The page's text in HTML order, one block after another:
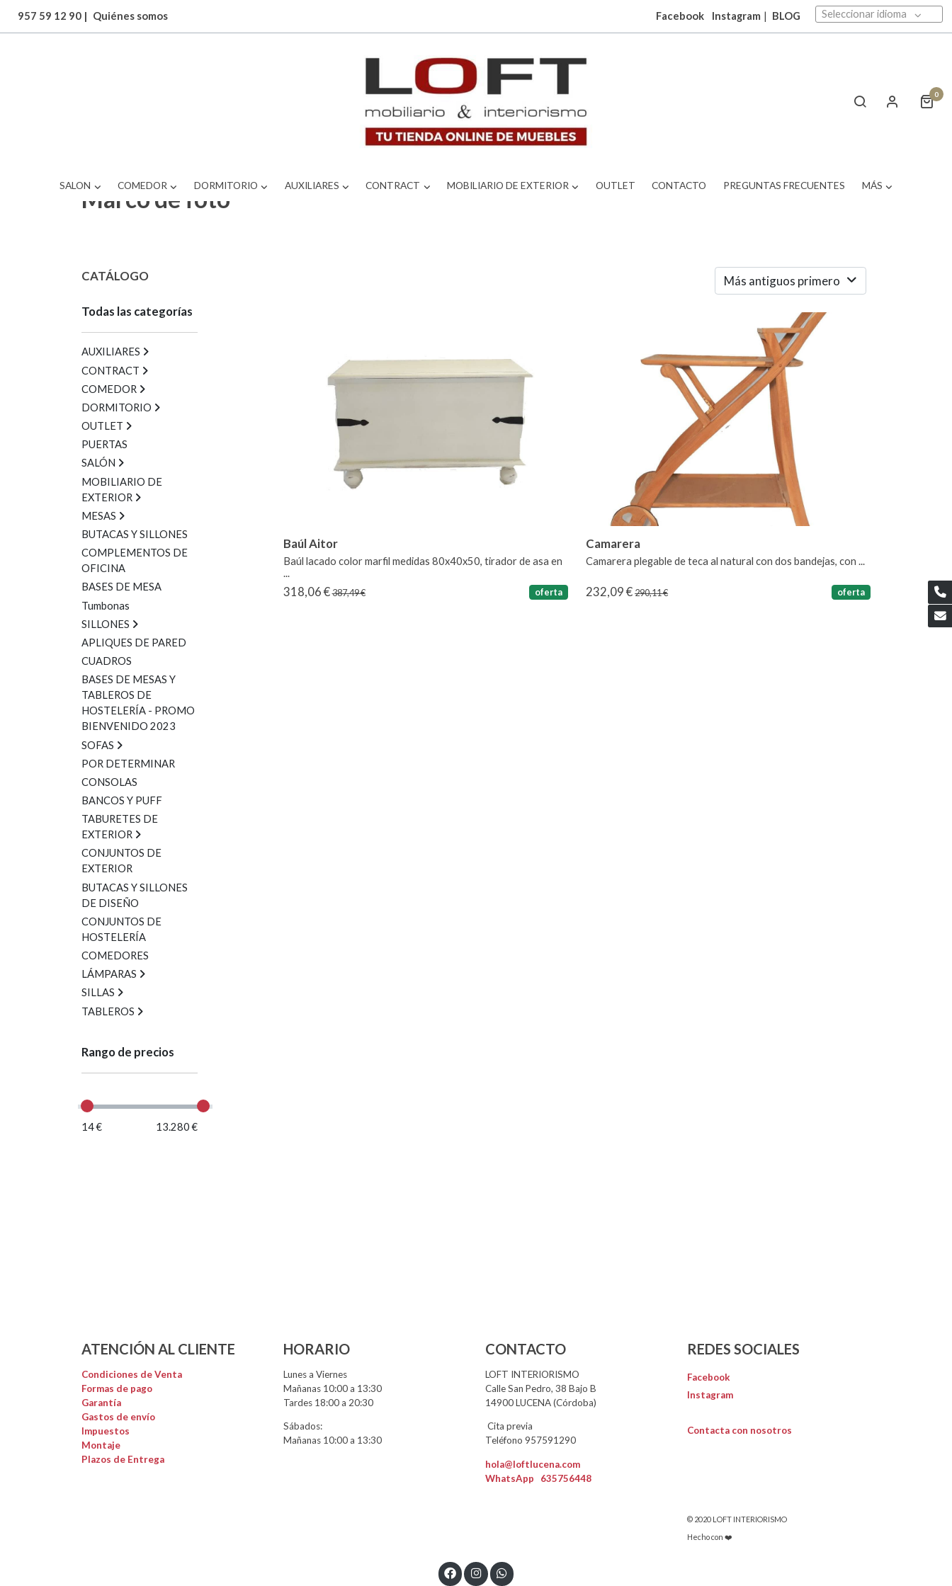
957 59 12 90 | Quiénes somos Facebook Instagram | BLOG Seleccionar idioma
0
SALON COMEDOR DORMITORIO AUXILIARES CONTRACT MOBILIARIO DE EXTERIOR OUTLET CONTACTO PREGUNTAS FRECUENTES MÁS
Marco de foto
CATÁLOGO
Todas las categorías
AUXILIARES
CONTRACT
COMEDOR
DORMITORIO
OUTLET
PUERTAS
SALÓN
MOBILIARIO DE
EXTERIOR
MESAS
BUTACAS Y SILLONES
COMPLEMENTOS DE
OFICINA
BASES DE MESA
Tumbonas
SILLONES
APLIQUES DE PARED
CUADROS
BASES DE MESAS Y
TABLEROS DE
HOSTELERÍA - PROMO
BIENVENIDO 2023
SOFAS
POR DETERMINAR
CONSOLAS
BANCOS Y PUFF
TABURETES DE
EXTERIOR
CONJUNTOS DE
EXTERIOR
BUTACAS Y SILLONES
DE DISEÑO
CONJUNTOS DE
HOSTELERÍA
COMEDORES
LÁMPARAS
SILLAS
TABLEROS
Rango de precios
14 € 13.280 €
Más antiguos primero
Baúl Aitor
Baúl lacado color marfil medidas 80x40x50, tirador de asa en
...
318,06 €387,49 € oferta
Camarera
Camarera plegable de teca al natural con dos bandejas, con ...
232,09 €290,11 € oferta
ATENCIÓN AL CLIENTE
Condiciones de Venta
Formas de pago
Garantía
Gastos de envío
Impuestos
Montaje
Plazos de Entrega
HORARIO
Lunes a Viernes
Mañanas 10:00 a 13:30
Tardes 18:00 a 20:30
Sábados:
Mañanas 10:00 a 13:30
CONTACTO
LOFT INTERIORISMO
Calle San Pedro, 38 Bajo B
14900 LUCENA (Córdoba)
Cita previa
Teléfono 957591290
hola@loftlucena.com
WhatsApp 635756448
REDES SOCIALES
Facebook
Instagram
Contacta con nosotros
© 2020 LOFT INTERIORISMO
Hecho con ❤️